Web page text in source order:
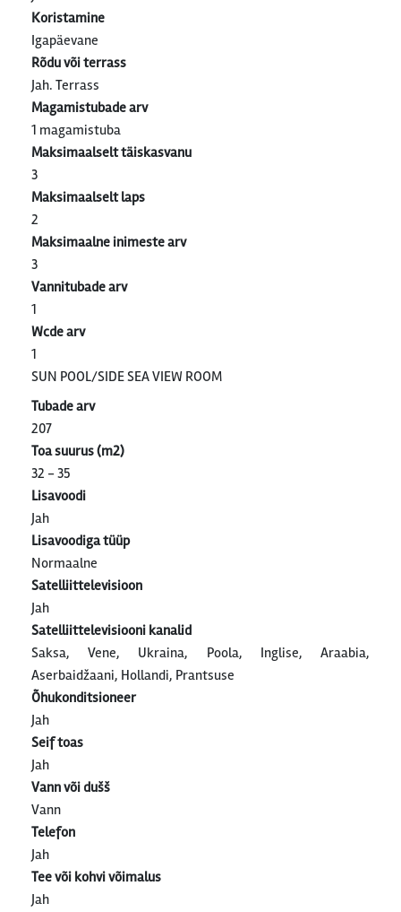
Koristamine
Igapäevane
Rõdu või terrass
Jah. Terrass
Magamistubade arv
1 magamistuba
Maksimaalselt täiskasvanu
3
Maksimaalselt laps
2
Maksimaalne inimeste arv
3
Vannitubade arv
1
Wcde arv
1
SUN POOL/SIDE SEA VIEW ROOM
Tubade arv
207
Toa suurus (m2)
32 - 35
Lisavoodi
Jah
Lisavoodiga tüüp
Normaalne
Satelliittelevisioon
Jah
Satelliittelevisiooni kanalid
Saksa, Vene, Ukraina, Poola, Inglise, Araabia,
Aserbaidžaani, Hollandi, Prantsuse
Õhukonditsioneer
Jah
Seif toas
Jah
Vann või dušš
Vann
Telefon
Jah
Tee või kohvi võimalus
Jah